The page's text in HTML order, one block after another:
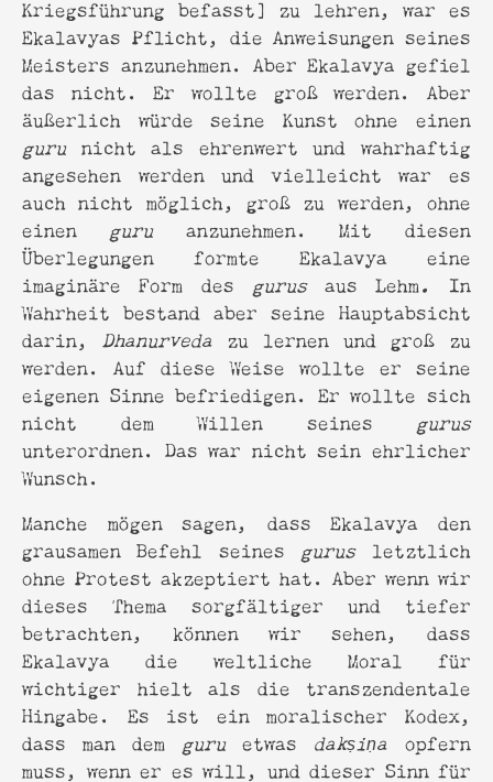
Kriegsführung befasst] zu lehren, war es
Ekalavyas Pflicht, die Anweisungen seines
Meisters anzunehmen. Aber Ekalavya gefiel
das nicht. Er wollte groß werden. Aber
äußerlich würde seine Kunst ohne einen
gurunicht als ehrenwert und wahrhaftig
angesehen werden und vielleicht war es
auch nicht möglich, groß zu werden, ohne
einen guruanzunehmen. Mit diesen
Überlegungen formte Ekalavya eine
imaginäre Form des gurus aus Lehm. In
Wahrheit bestand aber seine Hauptabsicht
darin, Dhanurvedazu lernen und groß zu
werden. Auf diese Weise wollte er seine
eigenen Sinne befriedigen. Er wollte sich
nicht dem Willen seines gurus
unterordnen. Das war nicht sein ehrlicher
Wunsch.
Manche mögen sagen, dass Ekalavya den
grausamen Befehl seines gurusletztlich
ohne Protest akzeptiert hat. Aber wenn wir
dieses Thema sorgfältiger und tiefer
betrachten, können wir sehen, dass
Ekalavya die weltliche Moral für
wichtiger hielt als die transzendentale
Hingabe. Es ist ein moralischer Kodex,
dass man dem guruetwas dakṣiṇaopfern
muss, wenn er es will, und dieser Sinn für